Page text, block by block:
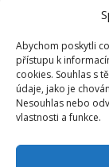
Abychom poskytli
přístupu k
cookies. Souhlas s
údaje, jako je
Nesouhlas nebo
vlastnosti a funkce.